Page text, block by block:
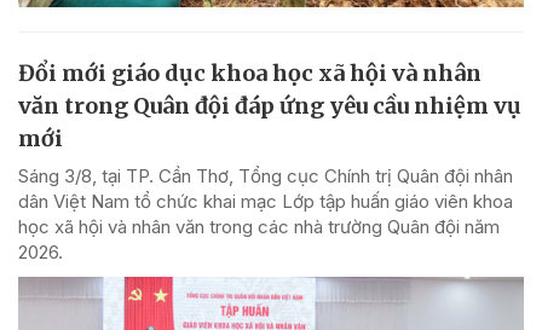
Đổi mới giáo dục khoa học xã hội và nhân
văn trong Quân đội đáp ứng yêu cầu nhiệm vụ
mới
Sáng 3/8, tại TP. Cần Thơ, Tổng cục Chính trị Quân đội nhân
dân Việt Nam tổ chức khai mạc Lớp tập huấn giáo viên khoa
học xã hội và nhân văn trong các nhà trường Quân đội năm
2026.